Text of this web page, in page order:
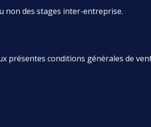
non des stages inter-entreprise.
présentes conditions générales de